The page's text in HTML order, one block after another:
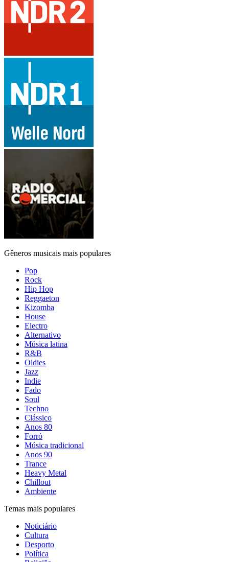
Gêneros musicais mais populares
Pop
Rock
Hip Hop
Reggaeton
Kizomba
House
Electro
Alternativo
Música latina
R&B
Oldies
Jazz
Indie
Fado
Soul
Techno
Clássico
Anos 80
Forró
Música tradicional
Anos 90
Trance
Heavy Metal
Chillout
Ambiente
Temas mais populares
Noticiário
Cultura
Desporto
Política